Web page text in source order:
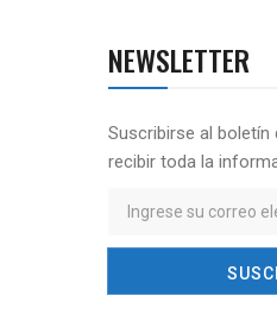
NEWSLETTER
Suscribirse al boletín
recibir toda la